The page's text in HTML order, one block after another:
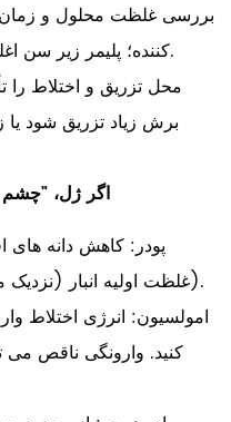
بررسی غلظت محلول و زمان
کننده؛ پلیمر زیر سن اغلب تقاضای دوز را افزایش می دهد.
محل تزریق و اختلاط را
برش زیاد تزریق شود
اگر ژل، "چشم
پودر: کاهش دانه
غلظت اولیه انبار (نزدیکاغلب کمک می کند).
امولسیون: انرژی اختلاط
کنید. وارونگی ناقص می